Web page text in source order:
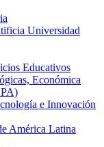
Universidad
Educativos
Económica
e Innovación
América Latina